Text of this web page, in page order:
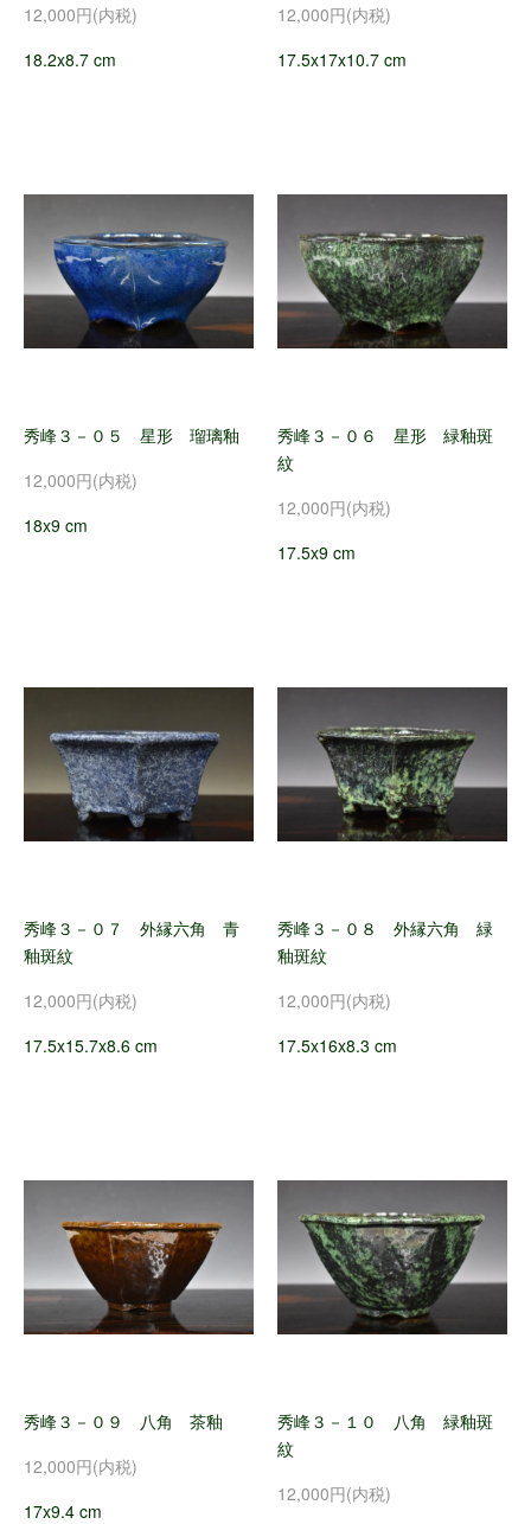
12,000円(内税)
18.2x8.7 cm
12,000円(内税)
17.5x17x10.7 cm
秀峰３－０５ 星形 瑠璃釉
12,000円(内税)
18x9 cm
秀峰３－０６ 星形 緑釉斑
紋
12,000円(内税)
17.5x9 cm
秀峰３－０７ 外縁六角 青
釉斑紋
12,000円(内税)
17.5x15.7x8.6 cm
秀峰３－０８ 外縁六角 緑
釉斑紋
12,000円(内税)
17.5x16x8.3 cm
秀峰３－０９ 八角 茶釉
12,000円(内税)
17x9.4 cm
秀峰３－１０ 八角 緑釉斑
紋
12,000円(内税)